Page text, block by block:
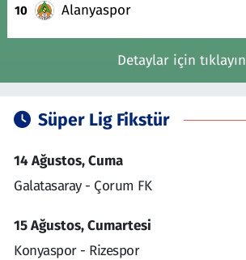
10 Alanyaspor
Detaylar için tıklayın
Süper Lig Fikstür
14 Ağustos, Cuma
Galatasaray - Çorum FK
15 Ağustos, Cumartesi
Konyaspor - Rizespor